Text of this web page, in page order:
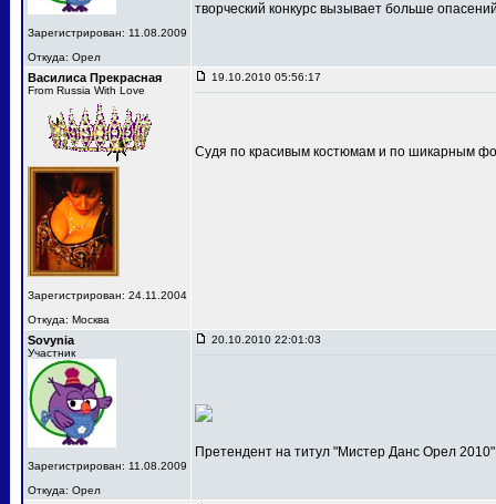
Зарегистрирован: 11.08.2009
Откуда: Орел
творческий конкурс вызывает больше
Василиса Прекрасная
From Russia With Love
Зарегистрирован: 24.11.2004
Откуда: Москва
19.10.2010 05:56:17
Судя по красивым костюмам и по шикарным
Sovynia
Участник
Зарегистрирован: 11.08.2009
Откуда: Орел
20.10.2010 22:01:03
Претендент на титул "Мистер Данс Орел